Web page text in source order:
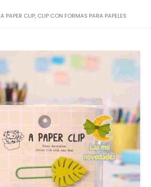
A PAPER CLIP, CLIP CON FORMAS PARA PAPELES